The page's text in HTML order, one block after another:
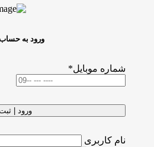
ورود به
شماره موبایل*
ورود |
نام کاربری